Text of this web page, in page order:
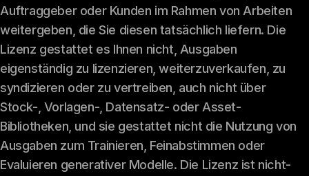
Auftraggeber oder Kunden im Rahmen von Arbeiten
weitergeben, die Sie diesen tatsächlich liefern. Die
Lizenz gestattet es Ihnen nicht, Ausgaben
eigenständig zu lizenzieren, weiterzuverkaufen, zu
syndizieren oder zu vertreiben, auch nicht über
Stock-, Vorlagen-, Datensatz- oder Asset-
Bibliotheken, und sie gestattet nicht die Nutzung von
Ausgaben zum Trainieren, Feinabstimmen oder
Evaluieren generativer Modelle. Die Lizenz ist nicht-